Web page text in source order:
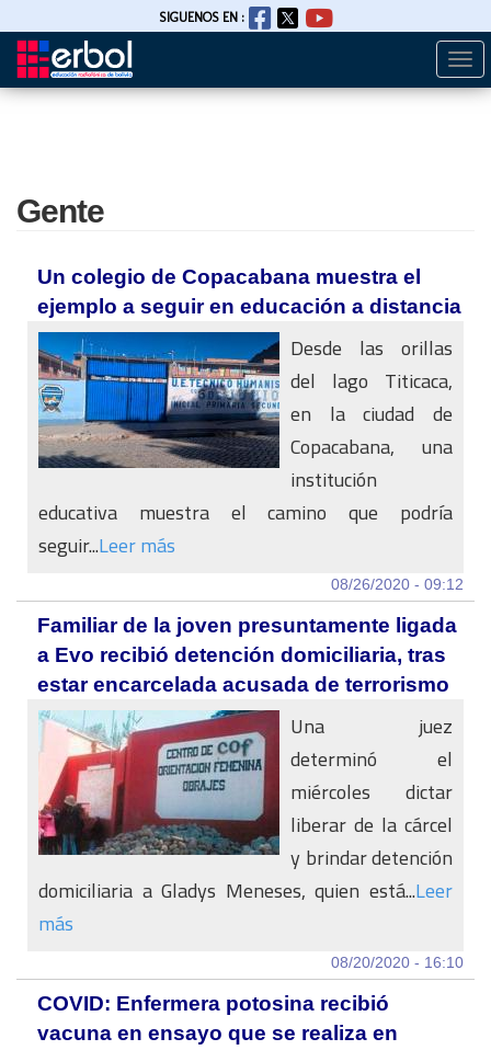
Pasar
SIGUENOS EN :
Gente
Un colegio de Copacabana muestra el
ejemplo a seguir en educación a distancia
Desde las orillas
del lago Titicaca,
en la ciudad de
Copacabana, una
institución
educativa muestra el camino que podría
seguir...Leer más
08/26/2020 - 09:12
Familiar de la joven presuntamente ligada
a Evo recibió detención domiciliaria, tras
estar encarcelada acusada de terrorismo
Una juez
determinó el
miércoles dictar
liberar de la cárcel
y brindar detención
domiciliaria a Gladys Meneses, quien está...Leer
más
08/20/2020 - 16:10
COVID: Enfermera potosina recibió
vacuna en ensayo que se realiza en